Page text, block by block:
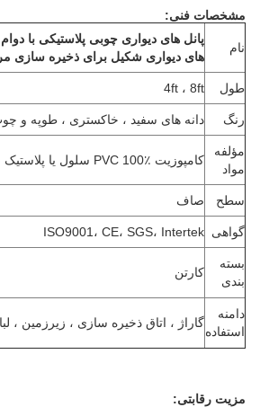
مشخصات فنی:
نام
پانل های دیواری چوبی پلاستیکی با
های دیواری شکیل برای ذخیره سازی
طول 4ft ، 8ft
رنگ دانه های سفید ، خاکستری ، طوپه و
مؤلفه
مواد
کامپوزیت PVC 100٪ سلول یا پلاستیک چوب
سطح صاف
گواهی ISO9001، CE، SGS، Intertek
بسته
بندی
کارتن
دامنه
استفاده
گاراژ ، اتاق ذخیره سازی ، زیرزمین ،
مزیت رقابتی: